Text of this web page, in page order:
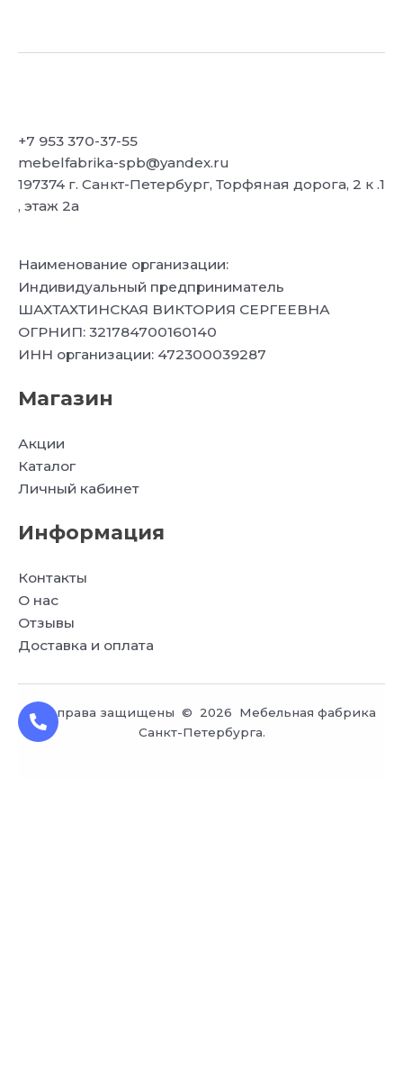
+7 953 370-37-55
mebelfabrika-spb@yandex.ru
197374 г. Санкт-Петербург, Торфяная дорога, 2 к .1
, этаж 2а
Наименование организации:
Индивидуальный предприниматель
ШАХТАХТИНСКАЯ ВИКТОРИЯ СЕРГЕЕВНА
ОГРНИП: 321784700160140
ИНН организации: 472300039287
Магазин
Акции
Каталог
Личный кабинет
Информация
Контакты
О нас
Отзывы
Доставка и оплата
Все права защищены © 2026 Мебельная фабрика
Санкт-Петербурга.